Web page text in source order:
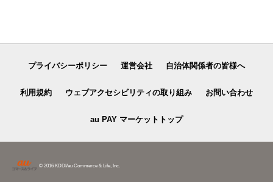
プライバシーポリシー 運営会社 自治体関係者の皆様へ
利用規約 ウェブアクセシビリティの取り組み お問い合わせ
au PAY マーケットトップ
© 2016 KDDI/au Commerce & Life, Inc.